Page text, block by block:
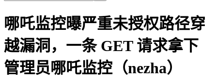
哪吒监控曝严重未授权路径穿
越漏洞，一条 GET 请求拿下
管理员哪吒监控（nezha）